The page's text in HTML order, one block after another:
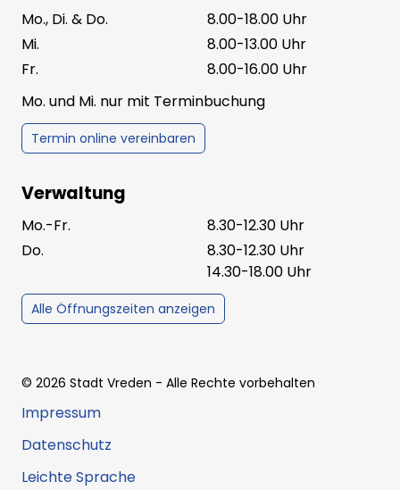
Mo., Di. & Do.
8.00-18.00 Uhr
Mi.
8.00-13.00 Uhr
Fr.
8.00-16.00 Uhr
Mo. und Mi. nur mit Terminbuchung
Termin online vereinbaren
Verwaltung
Mo.-Fr.
8.30-12.30 Uhr
Do.
8.30-12.30 Uhr
14.30-18.00 Uhr
Alle Öffnungszeiten anzeigen
© 2026 Stadt Vreden - Alle Rechte vorbehalten
Impressum
Datenschutz
Leichte Sprache